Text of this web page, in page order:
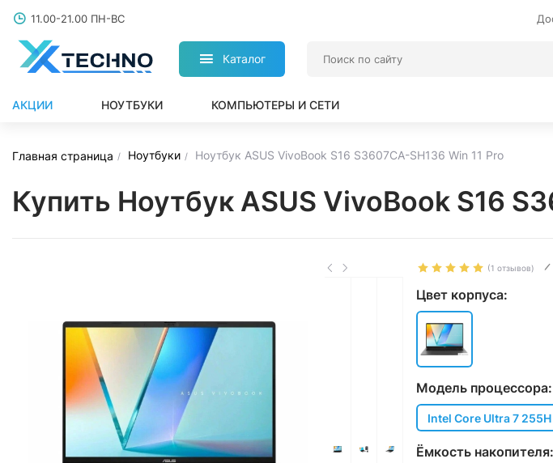
11.00-21.00 ПН-ВС
Каталог
АКЦИИ НОУТБУКИ КОМПЬЮТЕРЫ И СЕТИ
Главная страница Ноутбуки Ноутбук ASUS VivoBook S16 S3607CA-SH136 Win 11 Pro
Купить Ноутбук ASUS VivoBook S16
(1 отзывов)
Цвет корпуса:
Модель процессора:
Intel Core Ultra 7 255H
Ёмкость накопителя: